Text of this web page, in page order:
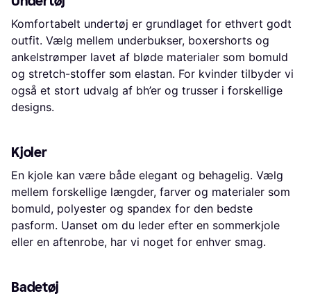
Komfortabelt undertøj er grundlaget for ethvert godt
outfit. Vælg mellem underbukser, boxershorts og
ankelstrømper lavet af bløde materialer som bomuld
og stretch-stoffer som elastan. For kvinder tilbyder vi
også et stort udvalg af bh’er og trusser i forskellige
designs.
Kjoler
En kjole kan være både elegant og behagelig. Vælg
mellem forskellige længder, farver og materialer som
bomuld, polyester og spandex for den bedste
pasform. Uanset om du leder efter en sommerkjole
eller en aftenrobe, har vi noget for enhver smag.
Badetøj